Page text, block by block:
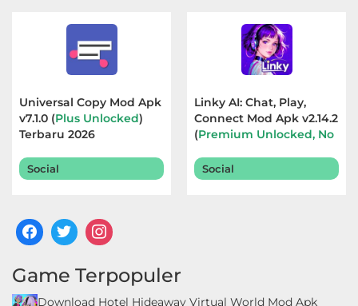
Universal Copy Mod Apk
v7.1.0 (Plus Unlocked)
Terbaru 2026
Social
Linky AI: Chat, Play,
Connect Mod Apk v2.14.2
(Premium Unlocked, No
Social
Game Terpopuler
Download Hotel Hideaway Virtual World Mod Apk